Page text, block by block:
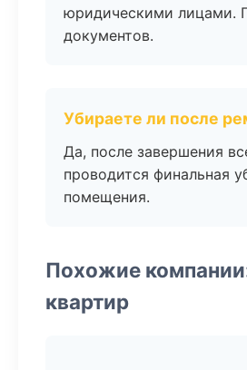
юридическими лицами.
документов.
Убираете ли после
Да, после завершения
проводится финальная
помещения.
Похожие
квартир